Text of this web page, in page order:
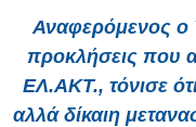
Αναφερόμενος ο
προκλήσεις που
ΕΛ.ΑΚΤ., τόνισε
αλλά δίκαιη